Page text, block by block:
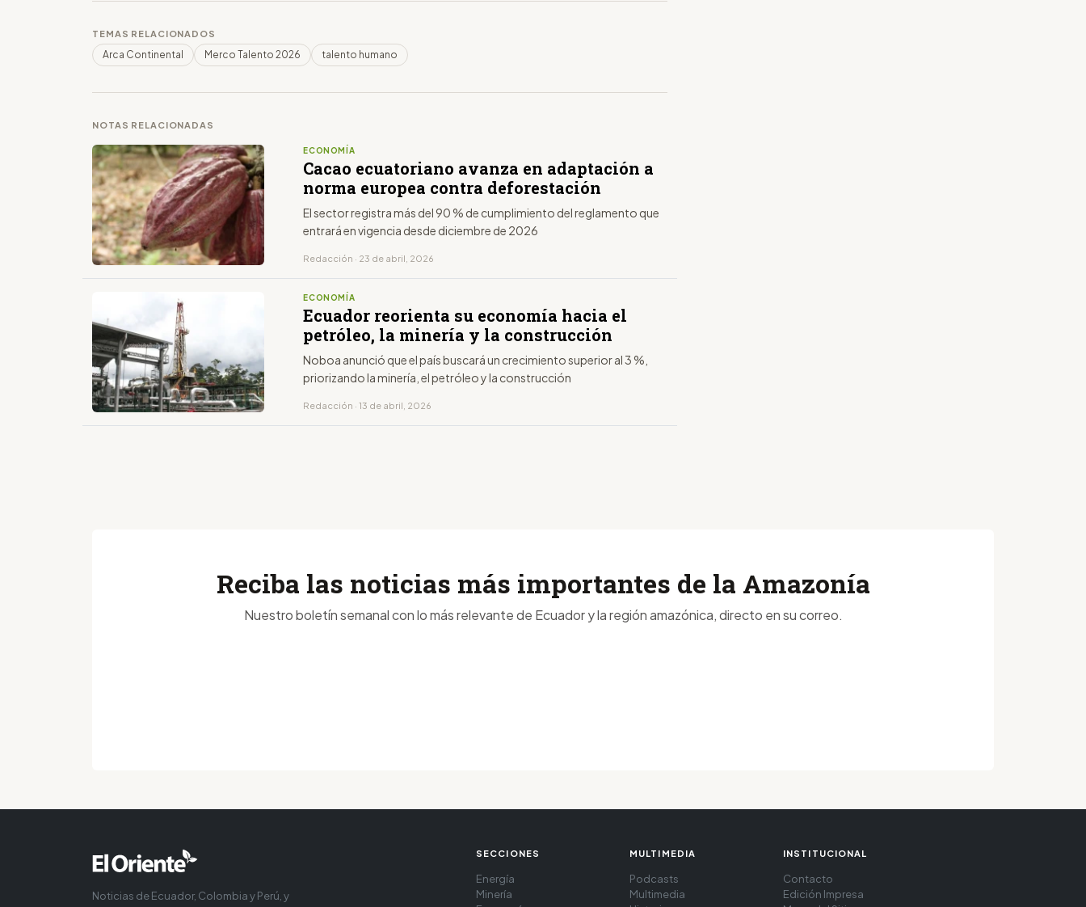
TEMAS RELACIONADOS
Arca Continental Merco Talento 2026 talento humano
NOTAS RELACIONADAS
ECONOMÍA
Cacao ecuatoriano avanza en adaptación a
norma europea contra deforestación
El sector registra más del 90 % de cumplimiento del reglamento que
entrará en vigencia desde diciembre de 2026
Redacción · 23 de abril, 2026
ECONOMÍA
Ecuador reorienta su economía hacia el
petróleo, la minería y la construcción
Noboa anunció que el país buscará un crecimiento superior al 3 %,
priorizando la minería, el petróleo y la construcción
Redacción · 13 de abril, 2026
Reciba las noticias más importantes de la Amazonía
Nuestro boletín semanal con lo más relevante de Ecuador y la región amazónica, directo en su correo.
Noticias de Ecuador, Colombia y Perú, y
SECCIONES
Energía
Minería
MULTIMEDIA
Podcasts
Multimedia
INSTITUCIONAL
Contacto
Edición Impresa